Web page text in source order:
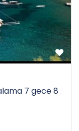
7 gece 8